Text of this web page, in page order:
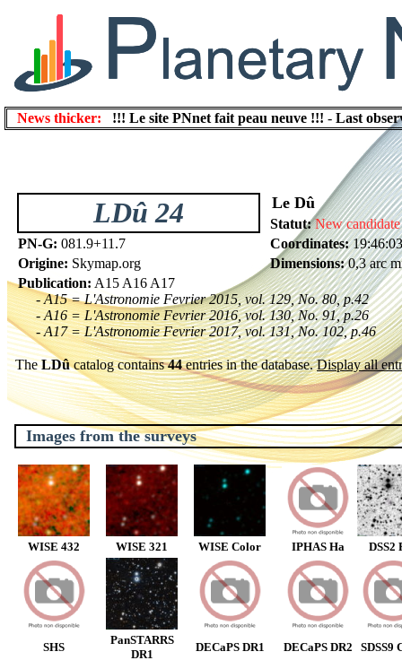
News thicker: !!! Le site PNnet fait peau neuve !!! - Last
LDû 24 Le Dû
Statut: New candidate
PN-G: 081.9+11.7 Coordinates:
Origine: Skymap.org Dimensions:0,3 arc
Publication: A15 A16 A17
- A15 = L'Astronomie Fevrier 2015, vol. 129, No. 80, p.42
- A16 = L'Astronomie Fevrier 2016, vol. 130, No. 91, p.26
- A17 = L'Astronomie Fevrier 2017, vol. 131, No. 102, p.46
TheLDûcatalog contains44entries in the database.Display all
Images from the surveys
WISE 432 WISE 321 WISE Color IPHAS Ha DSS2
SHS
PanSTARRS
DR1
DECaPS DR1 DECaPS DR2 SDSS9